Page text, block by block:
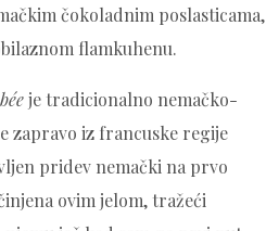
čokoladnim poslasticama,
flamkuhenu.
je tradicionalno nemačko-
zapravo iz francuske regije
pridev nemački na prvo
ovim jelom, tražeći